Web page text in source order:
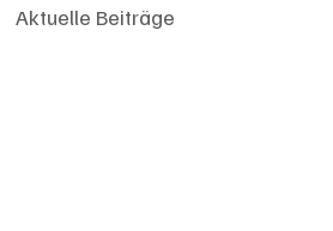
Aktuelle Beiträge